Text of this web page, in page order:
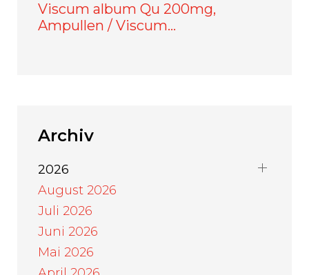
Viscum album Qu 200mg,
Ampullen / Viscum…
Archiv
2026
August 2026
Juli 2026
Juni 2026
Mai 2026